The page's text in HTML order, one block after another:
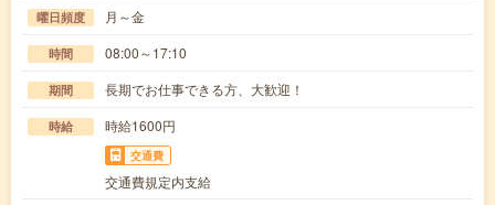
曜日頻度 月～金
時間 08:00～17:10
期間 長期でお仕事できる方、大歓迎！
時給 時給1600円
交通費
交通費規定内支給